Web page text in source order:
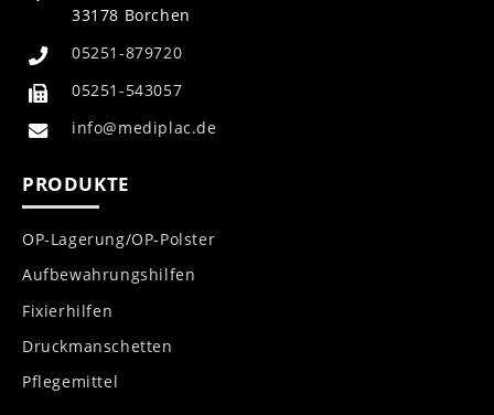
33178 Borchen
05251-879720
05251-543057
info@mediplac.de
PRODUKTE
OP-Lagerung/OP-Polster
Aufbewahrungshilfen
Fixierhilfen
Druckmanschetten
Pflegemittel